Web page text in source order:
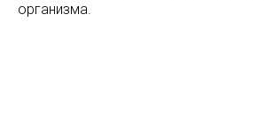
организма.